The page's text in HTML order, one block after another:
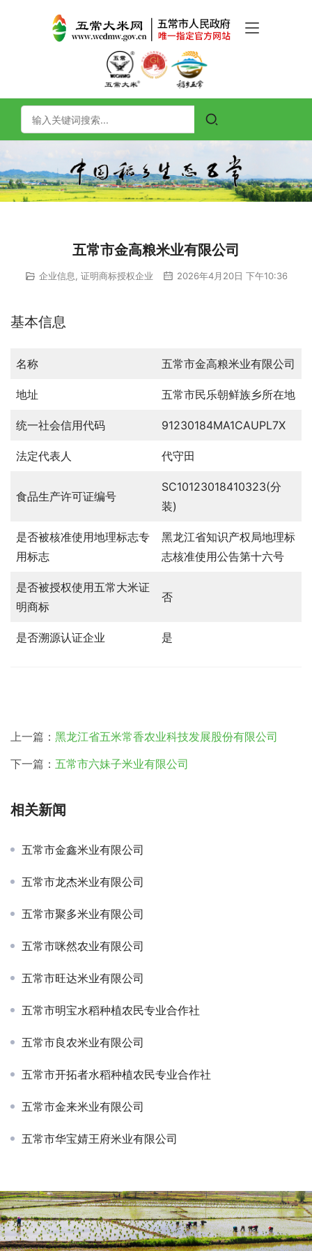
五常市金高粮米业有限公司
企业信息 证明商标授权企业 2026年4月20日 下午10:36
基本信息
名称 五常市金高粮米业有限公司
地址 五常市民乐朝鲜族乡所在地
统一社会信用代码 91230184MA1CAUPL7X
法定代表人 代守田
食品生产许可证编号
SC10123018410323(分
装)
是否被核准使用地理标志专
用标志
黑龙江省知识产权局地理标
志核准使用公告第十六号
是否被授权使用五常大米证
明商标
否
是否溯源认证企业 是
上一篇： 黑龙江省五米常香农业科技发展股份有限公司
下一篇： 五常市六妹子米业有限公司
相关新闻
五常市金鑫米业有限公司
五常市龙杰米业有限公司
五常市聚多米业有限公司
五常市咪然农业有限公司
五常市旺达米业有限公司
五常市明宝水稻种植农民专业合作社
五常市良农米业有限公司
五常市开拓者水稻种植农民专业合作社
五常市金来米业有限公司
五常市华宝婧王府米业有限公司